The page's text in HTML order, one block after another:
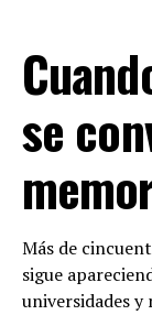
se
Más de
sigue
universidades y